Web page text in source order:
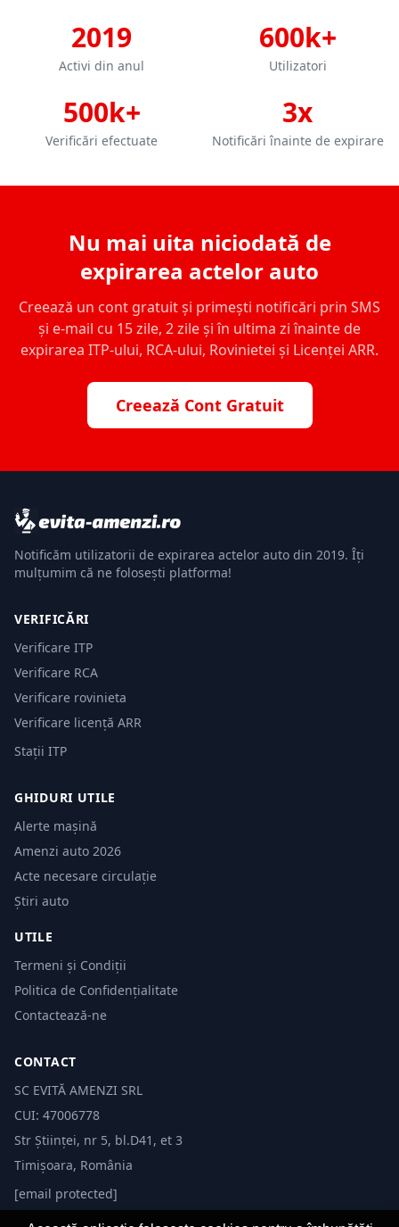
2019
Activi din anul
600k+
Utilizatori
500k+
Verificări efectuate
3x
Notificări înainte de expirare
Nu mai uita niciodată de
expirarea actelor auto
Creează un cont gratuit și primești notificări prin SMS
și e-mail cu 15 zile, 2 zile și în ultima zi înainte de
expirarea ITP-ului, RCA-ului, Rovinietei și Licenței ARR.
Creează Cont Gratuit
Notificăm utilizatorii de expirarea actelor auto din 2019. Îți
mulțumim că ne folosești platforma!
VERIFICĂRI
Verificare ITP
Verificare RCA
Verificare rovinieta
Verificare licență ARR
Stații ITP
GHIDURI UTILE
Alerte mașină
Amenzi auto 2026
Acte necesare circulație
Știri auto
UTILE
Termeni și Condiții
Politica de Confidențialitate
Contactează-ne
CONTACT
SC EVITĂ AMENZI SRL
CUI: 47006778
Str Științei, nr 5, bl.D41, et 3
Timișoara, România
[email protected]